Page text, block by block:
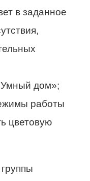
в заданное
дом»;
работы
цветовую